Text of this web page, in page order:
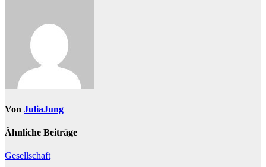
Von JuliaJung
Ähnliche Beiträge
Gesellschaft